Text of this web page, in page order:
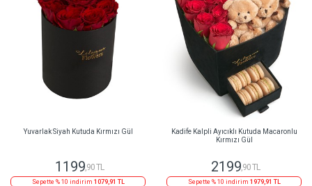
Yuvarlak Siyah Kutuda Kırmızı Gül
1199 ,90 TL
Sepette % 10 indirim 1079,91 TL
Kadife Kalpli Ayıcıklı Kutuda Macaronlu
Kırmızı Gül
2199 ,90 TL
Sepette % 10 indirim 1979,91 TL